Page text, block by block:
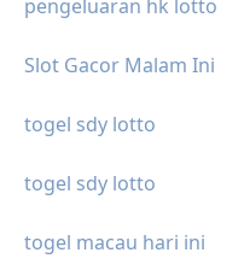
pengeluaran hk lotto
Slot Gacor Malam Ini
togel sdy lotto
togel sdy lotto
togel macau hari ini